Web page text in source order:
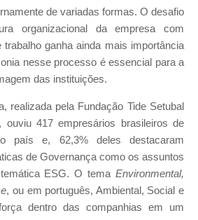
de variadas formas. O desafio
organizacional da empresa com
trabalho ganha ainda mais importância
nesse processo é essencial para a
das instituições.
realizada pela Fundação Tide Setubal
ouviu 417 empresários brasileiros de
país e, 62,3% deles destacaram
de Governança como os assuntos
ESG. O tema Environmental,
, ou em português, Ambiental, Social e
dentro das companhias em um